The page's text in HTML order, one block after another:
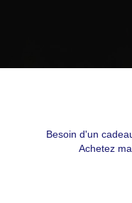
Besoin d'un
Achetez
By submitting this